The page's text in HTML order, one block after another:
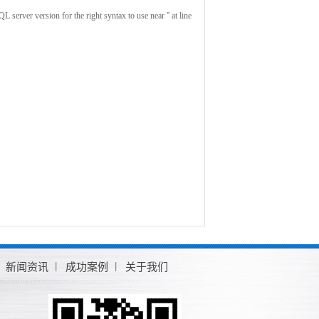
server version for the right syntax to use near '' at line
新闻资讯 成功案例 关于我们